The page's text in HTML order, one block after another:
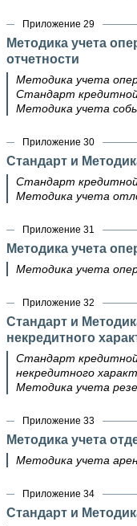
Приложение 29
Методика учета
отчетности
Методика учета
Стандарт
Методика учета
Приложение 30
Стандарт и
Стандарт
Методика учета
Приложение 31
Методика учета
Методика учета
Приложение 32
Стандарт и
некредитного
Стандарт кредитной
некредитного
Методика учета
Приложение 33
Методика учета
Методика учета
Приложение 34
Стандарт и